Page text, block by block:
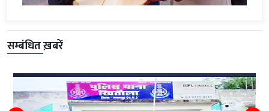
सम्बंधित ख़बरें